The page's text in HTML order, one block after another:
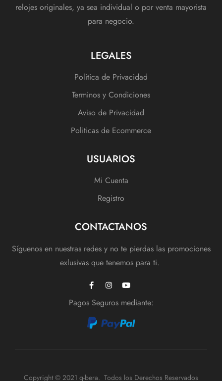
relojes originales, ya sea individual o por venta mayorista
para negocio.
LEGALES
Politica de Privacidad
Terminos y Condiciones
Aviso de Privacidad
Politicas de Ecommerce
USUARIOS
Mi Cuenta
Registro
CONTACTANOS
Síguenos en nuestras redes y no te pierdas las promociones
exlusivas que tenemos para ti.
Pagos Seguros mediante:
Copyright © 2021 q-bera. Todos los Derechos Reservados